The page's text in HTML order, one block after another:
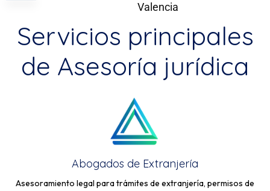
Valencia
Servicios principales
de Asesoría jurídica
Abogados de Extranjería
Asesoramiento legal para trámites de extranjería, permisos de